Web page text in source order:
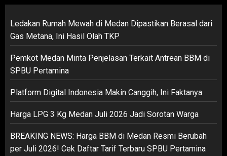
Ledakan Rumah Mewah di Medan Dipastikan Berasal dari
Gas Metana, Ini Hasil Olah TKP
Pemkot Medan Minta Penjelasan Terkait Antrean BBM di
SPBU Pertamina
Platform Digital Indonesia Makin Canggih, Ini Faktanya
Harga LPG 3 Kg Medan Juli 2026 Jadi Sorotan Warga
BREAKING NEWS: Harga BBM di Medan Resmi Berubah
per Juli 2026! Cek Daftar Tarif Terbaru SPBU Pertamina